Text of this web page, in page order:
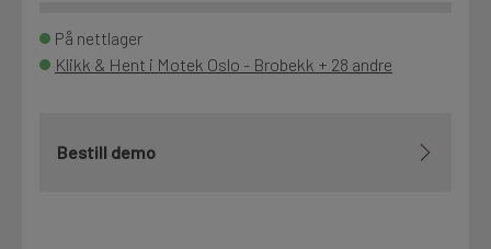
Siste nytt om dine favorittprodukter
På nettlager
Klikk & Hent i Motek Oslo - Brobekk + 28 andre
Bestill demo